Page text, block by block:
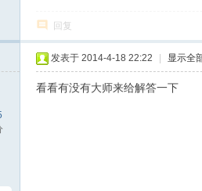
回复
发表于 2014-4-18 22:22 显示全
看看有没有大师来给解答一下